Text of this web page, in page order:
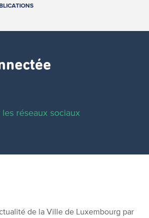
réseaux sociaux
de la Ville de Luxembourg par